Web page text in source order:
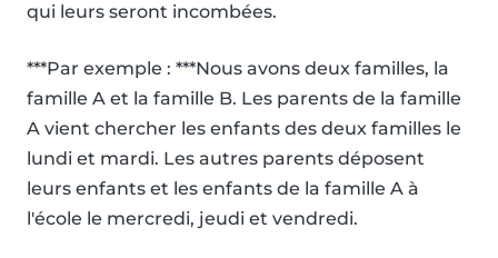
qui leurs seront incombées.
***Par exemple : ***Nous avons deux familles, la
famille A et la famille B. Les parents de la famille
A vient chercher les enfants des deux familles le
lundi et mardi. Les autres parents déposent
leurs enfants et les enfants de la famille A à
l'école le mercredi, jeudi et vendredi.